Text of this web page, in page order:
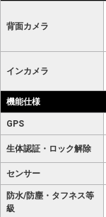
背面カメラ
インカメラ
機能仕様
GPS
生体認証・ロック解除
センサー
防水/防塵・タフネス等
級